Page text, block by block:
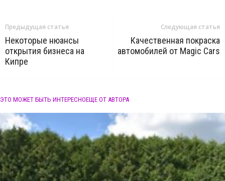
Предыдущая статья
Некоторые нюансы
открытия бизнеса на
Кипре
Следующая статья
Качественная покраска
автомобилей от Magic Cars
ЭТО МОЖЕТ БЫТЬ ИНТЕРЕСНОЕЩЕ ОТ АВТОРА